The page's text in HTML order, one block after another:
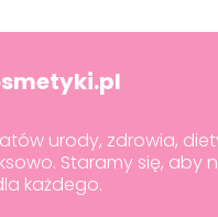
urody, zdrowia,
Staramy się, aby
każdego.